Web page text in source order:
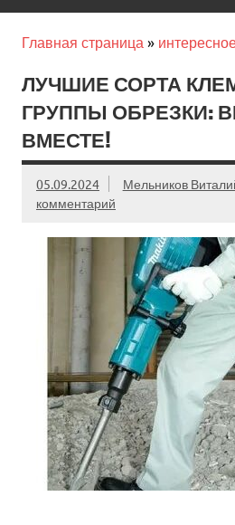
Главная страница »
ЛУЧШИЕ СОРТА
ГРУППЫ ОБРЕЗКИ:
ВМЕСТЕ!
05.09.2024 Мельников
комментарий